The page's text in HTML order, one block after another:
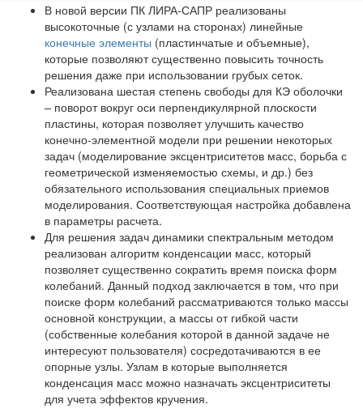
В новой версии ПК ЛИРА-САПР реализованы
высокоточные (с узлами на сторонах) линейные
конечные элементы (пластинчатые и объемные),
которые позволяют существенно повысить точность
решения даже при использовании грубых сеток.
Реализована шестая степень свободы для КЭ оболочки
– поворот вокруг оси перпендикулярной плоскости
пластины, которая позволяет улучшить качество
конечно-элементной модели при решении некоторых
задач (моделирование эксцентриситетов масс, борьба с
геометрической изменяемостью схемы, и др.) без
обязательного использования специальных приемов
моделирования. Соответствующая настройка добавлена
в параметры расчета.
Для решения задач динамики спектральным методом
реализован алгоритм конденсации масс, который
позволяет существенно сократить время поиска форм
колебаний. Данный подход заключается в том, что при
поиске форм колебаний рассматриваются только массы
основной конструкции, а массы от гибкой части
(собственные колебания которой в данной задаче не
интересуют пользователя) сосредотачиваются в ее
опорные узлы. Узлам в которые выполняется
конденсация масс можно назначать эксцентриситеты
для учета эффектов кручения.